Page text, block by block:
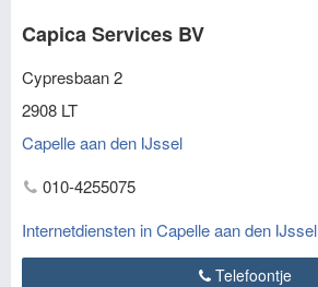
Capica Services BV
Cypresbaan 2
2908 LT
Capelle aan den IJssel
010-4255075
Internetdiensten in Capelle aan den IJssel
Telefoontje